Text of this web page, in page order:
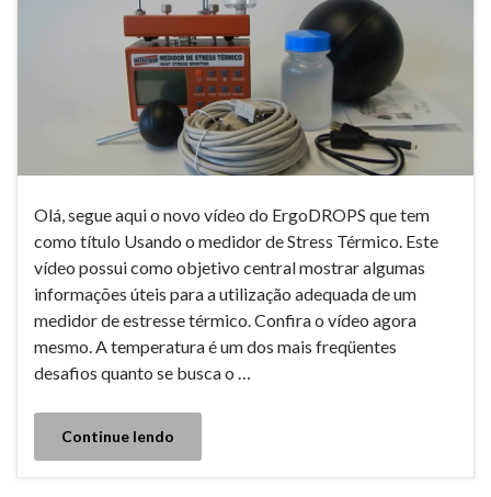
Olá, segue aqui o novo vídeo do ErgoDROPS que tem
como título Usando o medidor de Stress Térmico. Este
vídeo possui como objetivo central mostrar algumas
informações úteis para a utilização adequada de um
medidor de estresse térmico. Confira o vídeo agora
mesmo. A temperatura é um dos mais freqüentes
desafios quanto se busca o …
Continue lendo